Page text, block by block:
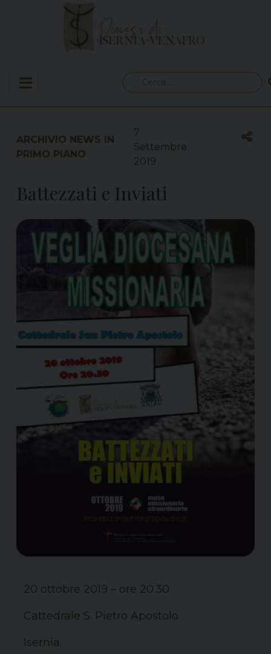
per:
ARCHIVIO NEWS IN
PRIMO PIANO
7
Settembre
2019
Battezzati e Inviati
20 ottobre 2019 – ore 20.30
Cattedrale S. Pietro Apostolo
Isernia